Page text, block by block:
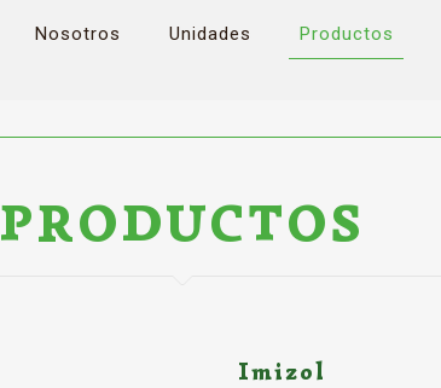
Nosotros Unidades Productos
PRODUCTOS
Imizol